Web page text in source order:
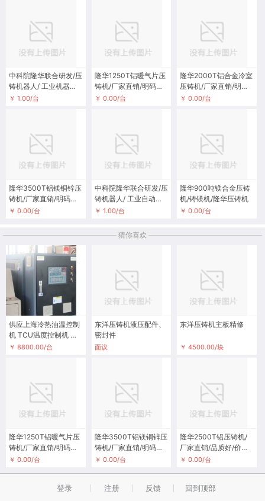
中科院隆华联合研发/压
铸机器人/ 工业机器人/
六轴机械臂
￥ 1.00/台
隆华1250T铝暖气片压
铸机/厂家直销/明码标
价
￥ 0.00/台
隆华2000T铝合金冷室
压铸机/厂家直销/明码
标价
￥ 0.00/台
隆华3500T铝镁铜锌压
铸机/厂家直销/明码标
价
￥ 0.00/台
中科院隆华联合研发/压
铸机器人/ 工业自动化/
六轴机械臂
￥ 1.00/台
隆华900吨镁合金压铸
机/铸镁机/隆华压铸机
￥ 0.00/台
猜你喜欢
供应上海冷热油温控制
机 TCU温度控制机 油
加热器
￥ 8800.00/台
东洋压铸机液压配件、
密封件
面议
东洋压铸机主板精修
￥ 4500.00/块
隆华1250T铝暖气片压
铸机/厂家直销/明码标
价
￥ 0.00/台
隆华3500T铝镁铜锌压
铸机/厂家直销/明码标
价
￥ 0.00/台
隆华2500T铝压铸机/
厂家直销/品质好/价格
低
￥ 0.00/台
登录 注册 反馈 回到顶部